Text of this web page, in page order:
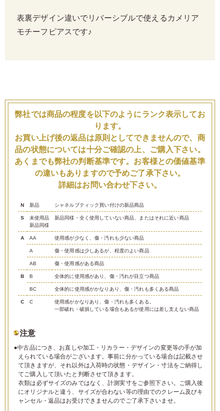
表裏デザイン違いでリバーシブルで使えるカメリア
モチーフピアスです♪
弊社では商品の程度を以下のようにランク表示してお
ります。
お買い上げ後の返品は原則としてできませんので、商
品の状態については十分ご確認の上、ご購入下さい。
あくまでも弊社の判断基準です。お客様との価値基準
の違いもありますので予めご了承下さい。
詳細はお問い合わせ下さい。
N 新品 シャネルブティック買い付けの新品商品
S
未使用品
新品同様
新品同様・全く使用していない商品、またはそれに近い商品
A AA 使用感が少なく、傷・汚れも少ない商品
A 傷・使用感は少しあるが、程度のよい商品
AB 傷・使用感がある商品
B B 全体的に使用感があり、傷・汚れが目立つ商品
BC 全体的に使用感がかなりあり、傷・汚れも多くある商品
C C
使用感がかなりあり、傷・汚れも多くある。
一部破れ・破損している場合もあるが使用には差し支えない商品
注意
●中古品につき、お直しや加工・リカラー・デザインの変更等の手が加
えられている場合がございます。事前に分かっている場合は記載させ
て頂きますが、それ以外は入荷時の状態・デザイン・寸法をご納得し
てご購入して頂いたと判断させて頂きます。
衣類は必ずサイズのみではなく、計測実寸をご参照下さい。ご購入後
にオリジナルと違う、サイズが合わない等の理由でのクレーム及びキ
ャンセル・返品はお受けできませんのでご了承下さいませ。